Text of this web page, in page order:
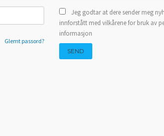
Glemt passord?
Jeg godtar at dere sender meg
innforstått med vilkårene for bruk av
informasjon